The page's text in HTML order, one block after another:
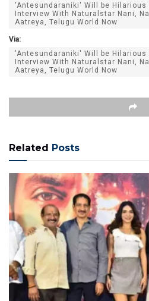
'Antesundaraniki' Will be Hilarious
Interview With Naturalstar Nani,
Aatreya, Telugu World Now
Via:
'Antesundaraniki' Will be Hilarious
Interview With Naturalstar Nani,
Aatreya, Telugu World Now
Related Posts